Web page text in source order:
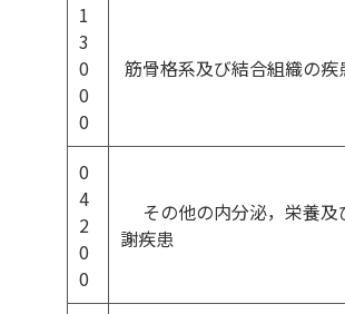
1
3
0
0
0
筋骨格系及び結合組織の疾
0
4
2
0
0
その他の内分泌，栄養及
謝疾患